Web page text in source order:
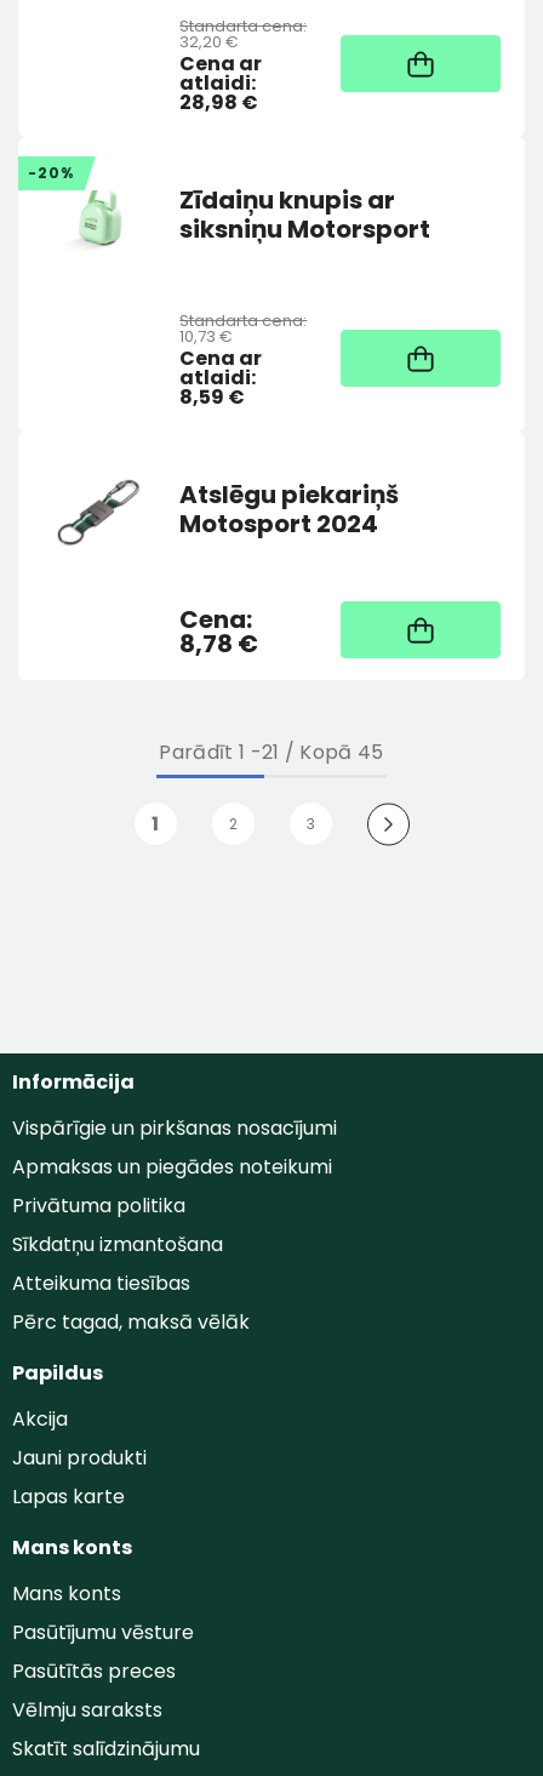
Standarta cena:
32,20 €
Cena ar
atlaidi:
28,98 €
Noliktavā
-20%
Zīdaiņu knupis ar
siksniņu Motorsport
Standarta cena:
10,73 €
Cena ar
atlaidi:
8,59 €
Noliktavā
Atslēgu piekariņš
Motosport 2024
Cena:
8,78 €
Nav noliktavā, piegāde
3-7 dienas
Parādīt 1 -21 / Kopā 45
1 2 3
Informācija
Vispārīgie un pirkšanas nosacījumi
Apmaksas un piegādes noteikumi
Privātuma politika
Sīkdatņu izmantošana
Atteikuma tiesības
Pērc tagad, maksā vēlāk
Papildus
Akcija
Jauni produkti
Lapas karte
Mans konts
Mans konts
Pasūtījumu vēsture
Pasūtītās preces
Vēlmju saraksts
Skatīt salīdzinājumu